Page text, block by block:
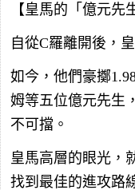
【皇馬的「億元先
自從C羅離開後，
如今，他們豪擲
姆等五位億元先生
不可擋。
皇馬高層的眼光，
找到最佳的進攻路